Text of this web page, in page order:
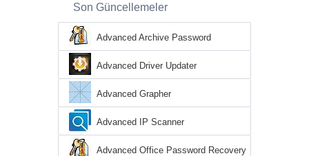
Son Güncellemeler
Advanced Archive Password
Recovery
Advanced Driver Updater
Advanced Grapher
Advanced IP Scanner
Advanced Office Password Recovery